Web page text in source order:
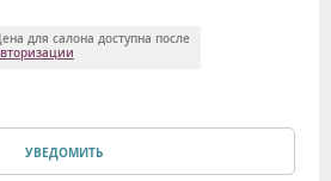
для салона доступна после
УВЕДОМИТЬ